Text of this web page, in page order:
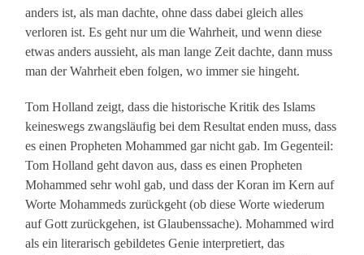
anders ist, als man dachte, ohne dass dabei gleich alles
verloren ist. Es geht nur um die Wahrheit, und wenn diese
etwas anders aussieht, als man lange Zeit dachte, dann muss
man der Wahrheit eben folgen, wo immer sie hingeht.
Tom Holland zeigt, dass die historische Kritik des Islams
keineswegs zwangsläufig bei dem Resultat enden muss, dass
es einen Propheten Mohammed gar nicht gab. Im Gegenteil:
Tom Holland geht davon aus, dass es einen Propheten
Mohammed sehr wohl gab, und dass der Koran im Kern auf
Worte Mohammeds zurückgeht (ob diese Worte wiederum
auf Gott zurückgehen, ist Glaubenssache). Mohammed wird
als ein literarisch gebildetes Genie interpretiert, das